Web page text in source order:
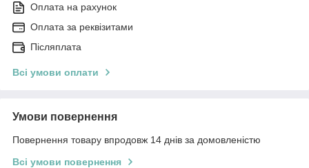
Оплата на рахунок
Оплата за реквізитами
Післяплата
Всі умови оплати
Умови повернення
Повернення товару впродовж 14 днів за домовленістю
Всі умови повернення